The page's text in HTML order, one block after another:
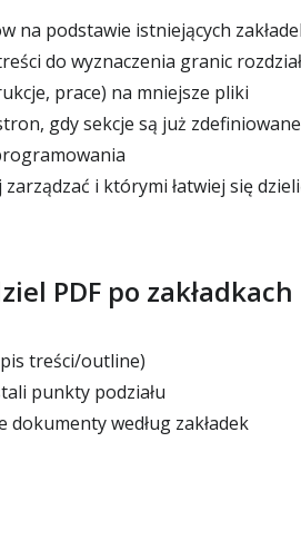
na podstawie istniejących
do wyznaczenia granic
prace) na mniejsze pliki
gdy sekcje są już
i którymi łatwiej się
PDF po zakładkach
treści/outline)
punkty podziału
według zakładek